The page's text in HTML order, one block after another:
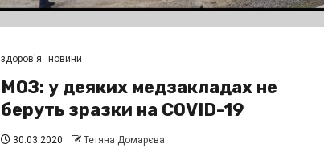
здоров'я новини
МОЗ: у деяких медзакладах не
беруть зразки на COVID-19
30.03.2020 Тетяна Домарєва